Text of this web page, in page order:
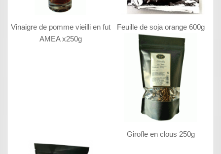
Vinaigre de pomme vieilli en fut
AMEA x250g
Feuille de soja orange 600g
Girofle en clous 250g